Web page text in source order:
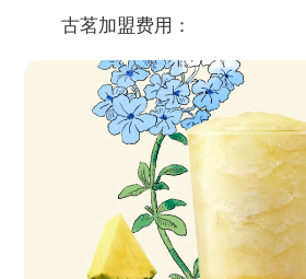
古茗加盟费用：